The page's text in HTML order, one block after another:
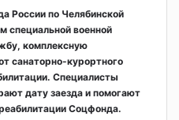
России по Челябинской
специальной военной
комплексную
санаторно-курортного
Специалисты
дату заезда и помогают
Соцфонда.